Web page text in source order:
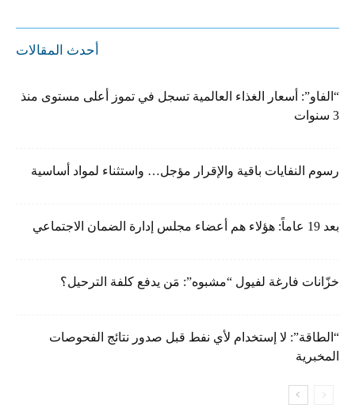
أحدث المقالات
“الفاو”: أسعار الغذاء العالمية تسجل في تموز أعلى مستوى منذ
3 سنوات
رسوم النفايات باقية والإقرار مؤجل… واستثناء لمواد أساسية
بعد 19 عاماً: هؤلاء هم أعضاء مجلس إدارة الضمان الاجتماعي
خزّانات فارغة لفيول “مشبوه”: مَن يدفع كلفة الترحيل؟
“الطاقة”: لا إستخدام لأي نفط قبل صدور نتائج الفحوصات
المخبرية